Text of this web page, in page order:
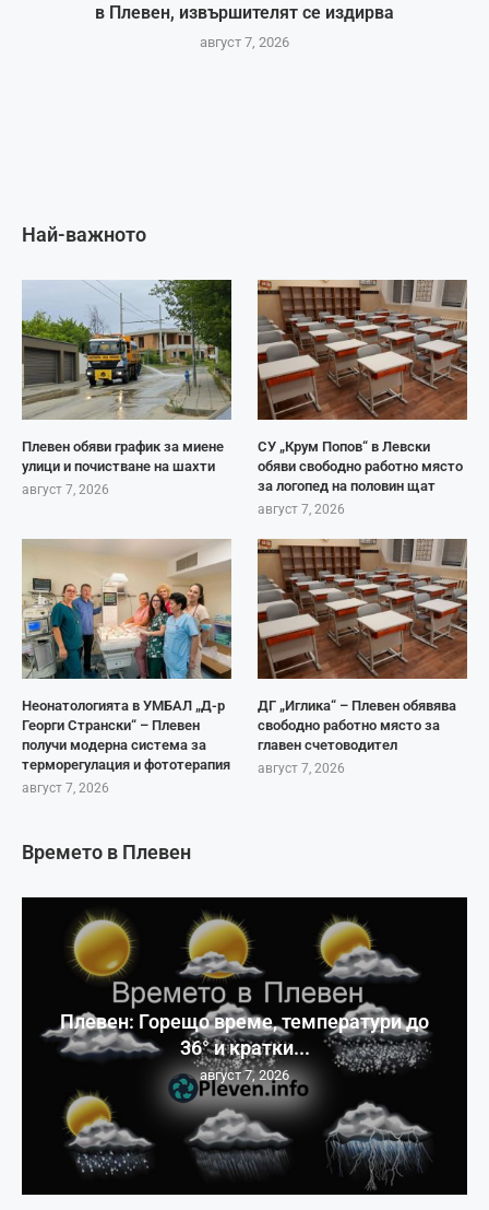
в Плевен, извършителят се издирва
август 7, 2026
Най-важното
Плевен обяви график за миене
улици и почистване на шахти
август 7, 2026
СУ „Крум Попов“ в Левски
обяви свободно работно място
за логопед на половин щат
август 7, 2026
Неонатологията в УМБАЛ „Д-р
Георги Странски“ – Плевен
получи модерна система за
терморегулация и фототерапия
август 7, 2026
ДГ „Иглика“ – Плевен обявява
свободно работно място за
главен счетоводител
август 7, 2026
Времето в Плевен
Плевен: Горещо време, температури до
36° и кратки...
август 7, 2026